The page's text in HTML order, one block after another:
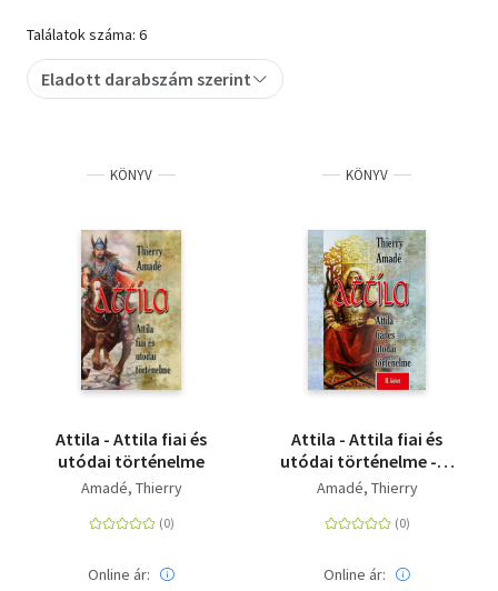
Művészet
Szakkönyv
Tankönyv, segédkönyv
Társadalomtudomány
Természettudomány
Történelem
Találatok száma: 6
Eladott darabszám szerint
KÖNYV
Attila - Attila fiai és
utódai történelme
Amadé, Thierry
Online ár:
KÖNYV
Attila - Attila fiai és
utódai történelme - II.
kötet
Amadé, Thierry
Online ár: